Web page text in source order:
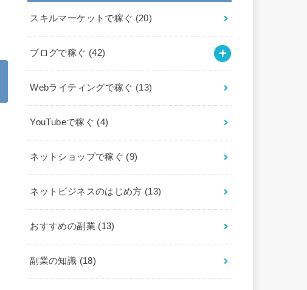
スキルマーケットで稼ぐ (20)
ブログで稼ぐ (42)
Webライティングで稼ぐ (13)
YouTubeで稼ぐ (4)
ネットショップで稼ぐ (9)
ネットビジネスのはじめ方 (13)
おすすめの副業 (13)
副業の知識 (18)